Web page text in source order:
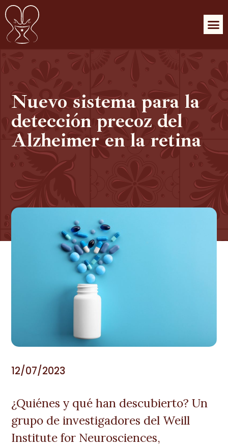
Nuevo sistema para la
detección precoz del
Alzheimer en la retina
12/07/2023
¿Quiénes y qué han descubierto? Un
grupo de investigadores del Weill
Institute for Neurosciences,